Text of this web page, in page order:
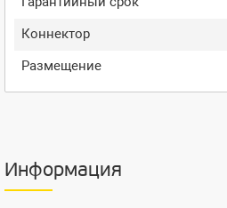
Коннектор
Размещение
Информация